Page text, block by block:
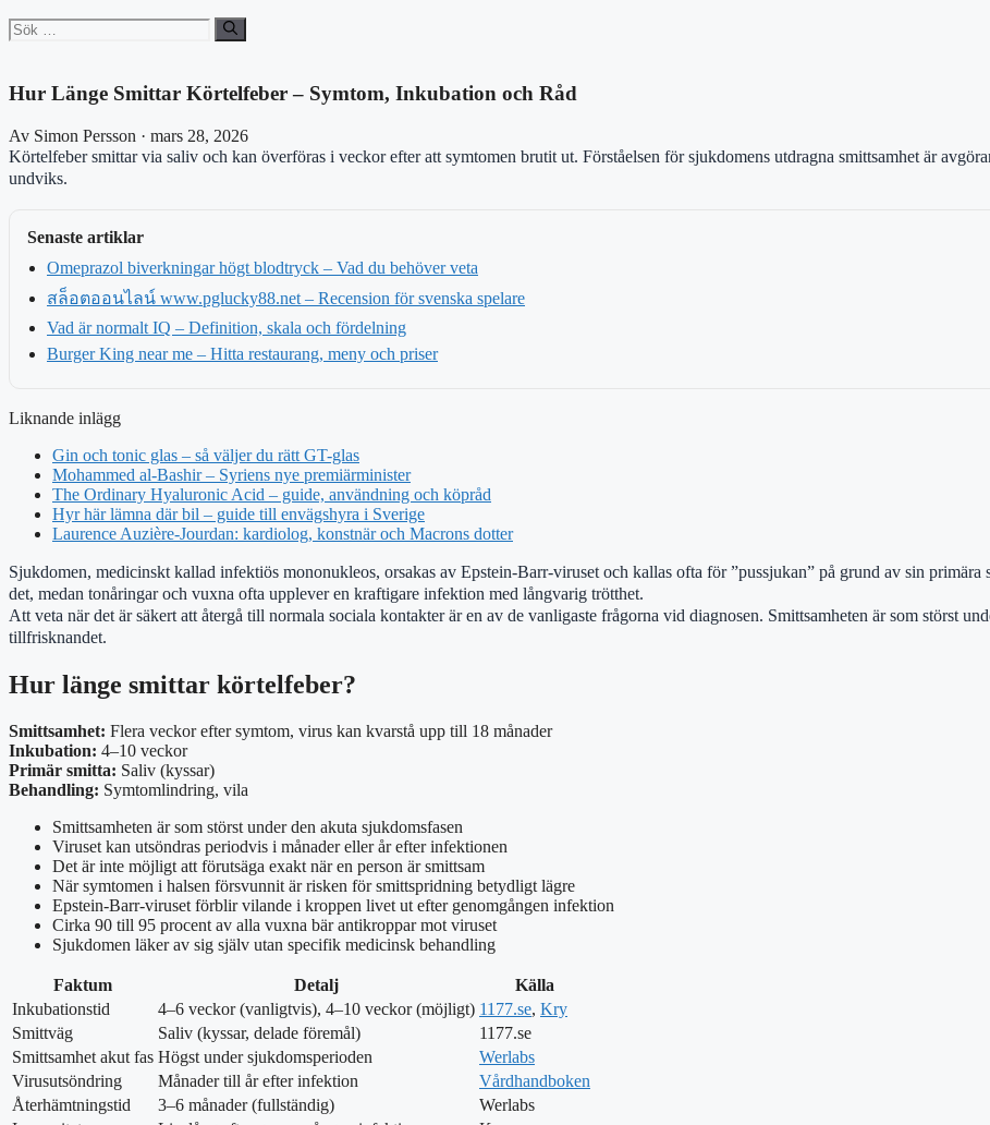
Sök
efter:
Hur Länge Smittar Körtelfeber – Symtom, Inkubation och Råd
Av Simon Persson · mars 28, 2026
Körtelfeber smittar via saliv och kan överföras i veckor efter att symtomen brutit ut. Förståelsen för sjukdomens utdragna smittsamhet är
undviks.
Senaste artiklar
Omeprazol biverkningar högt blodtryck – Vad du behöver veta
สล็อตออนไลน์ www.pglucky88.net – Recension för svenska spelare
Vad är normalt IQ – Definition, skala och fördelning
Burger King near me – Hitta restaurang, meny och priser
Liknande inlägg
Gin och tonic glas – så väljer du rätt GT-glas
Mohammed al-Bashir – Syriens nye premiärminister
The Ordinary Hyaluronic Acid – guide, användning och köpråd
Hyr här lämna där bil – guide till envägshyra i Sverige
Laurence Auzière-Jourdan: kardiolog, konstnär och Macrons dotter
Sjukdomen, medicinskt kallad infektiös mononukleos, orsakas av Epstein-Barr-viruset och kallas ofta för ”pussjukan” på grund av sin primära
det, medan tonåringar och vuxna ofta upplever en kraftigare infektion med långvarig trötthet.
Att veta när det är säkert att återgå till normala sociala kontakter är en av de vanligaste frågorna vid diagnosen. Smittsamheten är som störst
tillfrisknandet.
Hur länge smittar körtelfeber?
Smittsamhet: Flera veckor efter symtom, virus kan kvarstå upp till 18 månader
Inkubation: 4–10 veckor
Primär smitta: Saliv (kyssar)
Behandling: Symtomlindring, vila
Smittsamheten är som störst under den akuta sjukdomsfasen
Viruset kan utsöndras periodvis i månader eller år efter infektionen
Det är inte möjligt att förutsäga exakt när en person är smittsam
När symtomen i halsen försvunnit är risken för smittspridning betydligt lägre
Epstein-Barr-viruset förblir vilande i kroppen livet ut efter genomgången infektion
Cirka 90 till 95 procent av alla vuxna bär antikroppar mot viruset
Sjukdomen läker av sig själv utan specifik medicinsk behandling
Faktum Detalj
Källa
Inkubationstid
4–6 veckor (vanligtvis), 4–10 veckor (möjligt) 1177.se, Kry
Smittväg
Saliv (kyssar, delade föremål)
1177.se
Smittsamhet akut fas Högst under sjukdomsperioden
Werlabs
Virusutsöndring
Månader till år efter infektion
Vårdhandboken
Återhämtningstid
3–6 månader (fullständig)
Werlabs